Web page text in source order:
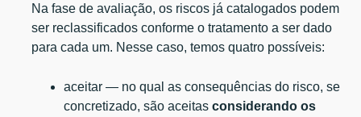
Na fase de avaliação, os riscos já catalogados podem
ser reclassificados conforme o tratamento a ser dado
para cada um. Nesse caso, temos quatro possíveis:
aceitar — no qual as consequências do risco, se
concretizado, são aceitasconsiderando os